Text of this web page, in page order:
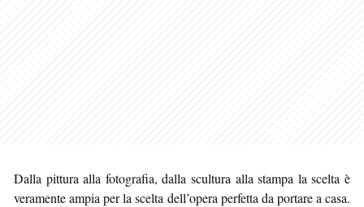
Dalla pittura alla fotografia, dalla scultura alla stampa la scelta è
veramente ampia per la scelta dell’opera perfetta da portare a casa.